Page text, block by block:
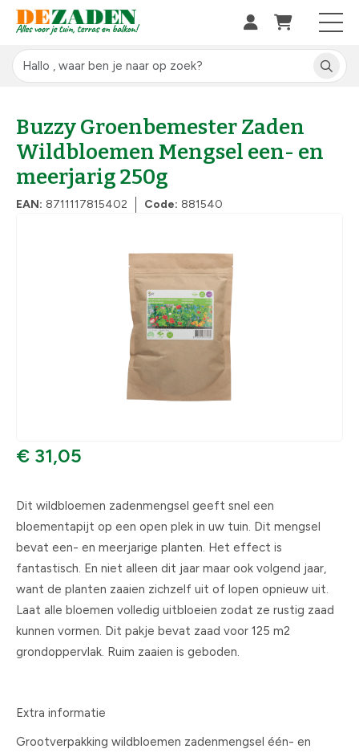
Buzzy Groenbemester Zaden
Wildbloemen Mengsel een- en
meerjarig 250g
EAN: 8711117815402 Code: 881540
€ 31,05
Dit wildbloemen zadenmengsel geeft snel een
bloementapijt op een open plek in uw tuin. Dit mengsel
bevat een- en meerjarige planten. Het effect is
fantastisch. En niet alleen dit jaar maar ook volgend jaar,
want de planten zaaien zichzelf uit of lopen opnieuw uit.
Laat alle bloemen volledig uitbloeien zodat ze rustig zaad
kunnen vormen. Dit pakje bevat zaad voor 125 m2
grondoppervlak. Ruim zaaien is geboden.
Extra informatie
Grootverpakking wildbloemen zadenmengsel één- en